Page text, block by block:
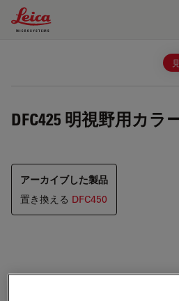
Leica Microsystems Logo
DFC425 明視野用カラ
アーカイブした製品
置き換える DFC450